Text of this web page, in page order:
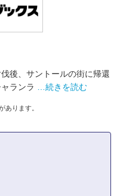
後、サントールの街に帰還
ランラ
…続きを読む
あります。